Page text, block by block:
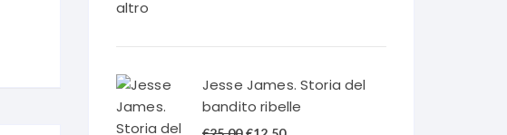
€20,00. €10,00.
Jesse James. Storia del
bandito ribelle